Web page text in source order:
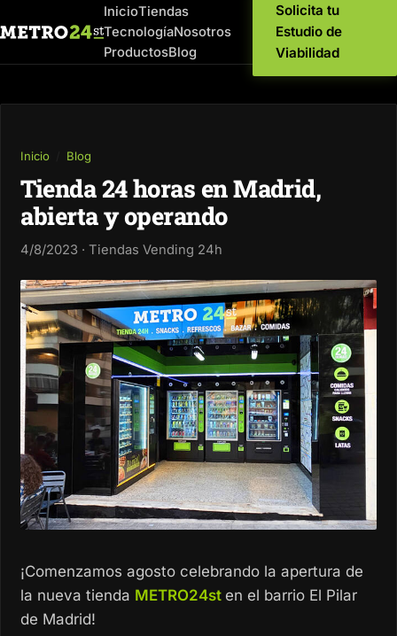
InicioTiendas
TecnologíaNosotros
ProductosBlog
Solicita tu
Estudio de
Viabilidad
Inicio Blog
Tienda 24 horas en Madrid,
abierta y operando
4/8/2023 · Tiendas Vending 24h
¡Comenzamos agosto celebrando la apertura de
la nueva tienda METRO24st en el barrio El Pilar
de Madrid!